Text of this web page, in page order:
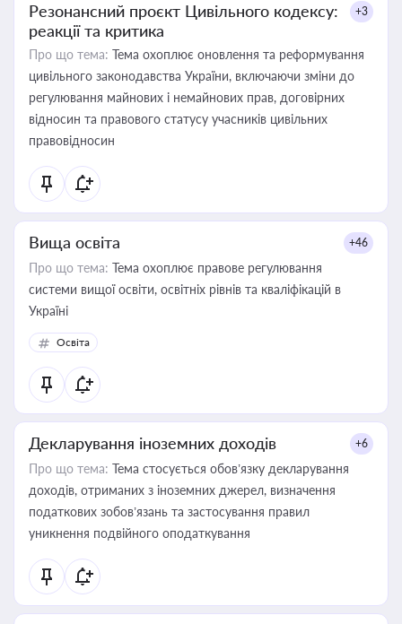
Резонансний проєкт Цивільного кодексу:
реакції та критика
+3
Про що тема: Тема охоплює оновлення та реформування
цивільного законодавства України, включаючи зміни до
регулювання майнових і немайнових прав, договірних
відносин та правового статусу учасників цивільних
правовідносин
Вища освіта +46
Про що тема: Тема охоплює правове регулювання
системи вищої освіти, освітніх рівнів та кваліфікацій в
Україні
Освіта
Декларування іноземних доходів +6
Про що тема: Тема стосується обов’язку декларування
доходів, отриманих з іноземних джерел, визначення
податкових зобов’язань та застосування правил
уникнення подвійного оподаткування